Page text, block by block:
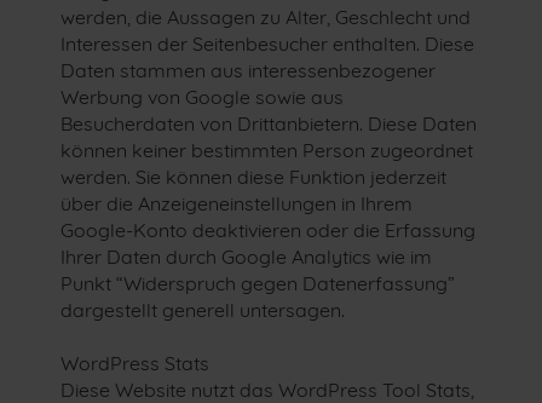
werden, die Aussagen zu Alter, Geschlecht und
Interessen der Seitenbesucher enthalten. Diese
Daten stammen aus interessenbezogener
Werbung von Google sowie aus
Besucherdaten von Drittanbietern. Diese Daten
können keiner bestimmten Person zugeordnet
werden. Sie können diese Funktion jederzeit
über die Anzeigeneinstellungen in Ihrem
Google-Konto deaktivieren oder die Erfassung
Ihrer Daten durch Google Analytics wie im
Punkt “Widerspruch gegen Datenerfassung”
dargestellt generell untersagen.
WordPress Stats
Diese Website nutzt das WordPress Tool Stats,